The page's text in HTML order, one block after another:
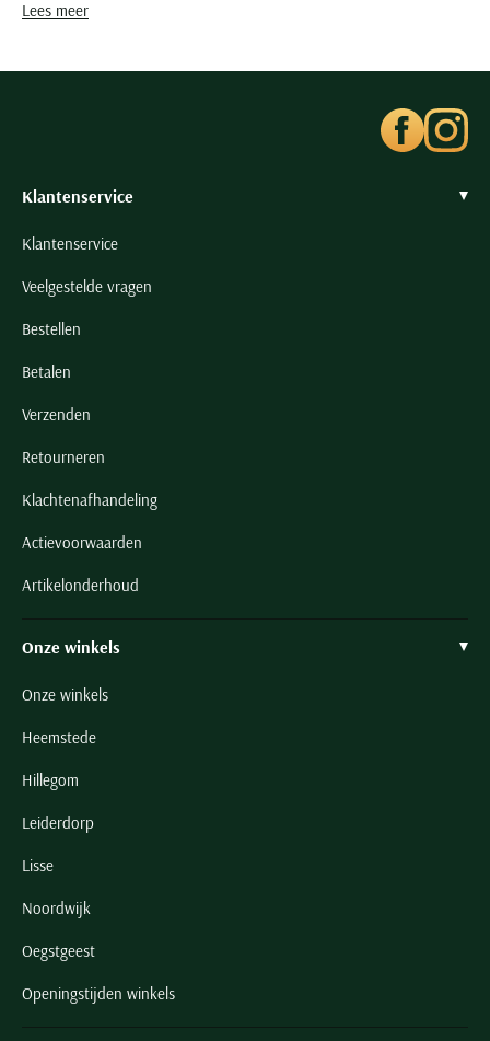
Lees meer
Klantenservice
Klantenservice
Veelgestelde vragen
Bestellen
Betalen
Verzenden
Retourneren
Klachtenafhandeling
Actievoorwaarden
Artikelonderhoud
Onze winkels
Onze winkels
Heemstede
Hillegom
Leiderdorp
Lisse
Noordwijk
Oegstgeest
Openingstijden winkels